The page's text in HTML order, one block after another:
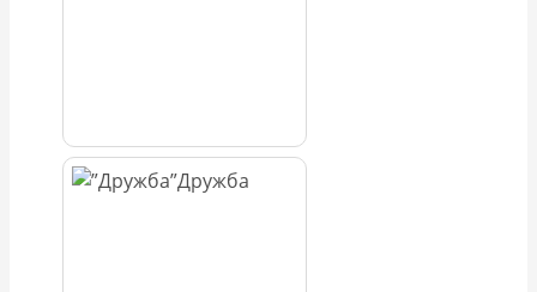
Дружба